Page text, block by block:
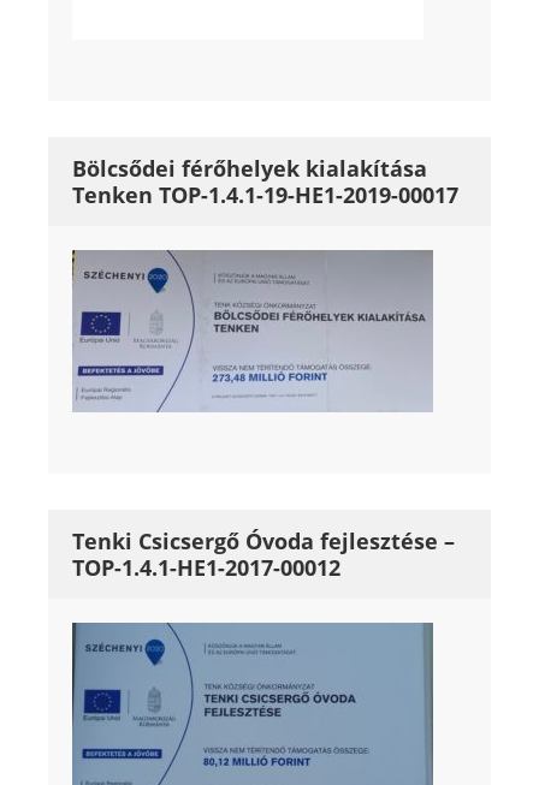
Bölcsődei férőhelyek kialakítása
Tenken TOP-1.4.1-19-HE1-2019-00017
Tenki Csicsergő Óvoda fejlesztése –
TOP-1.4.1-HE1-2017-00012